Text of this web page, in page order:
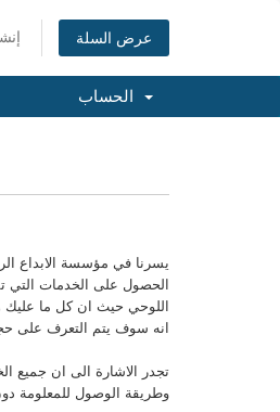
عرض السلة
يسرنا في مؤسسة الابداع
الحصول على الخدمات التي
اللوحي حيث ان كل ما عليك
انه سوف يتم التعرف على
تجدر الاشارة الى ان جميع
وطريقة الوصول للمعلومة